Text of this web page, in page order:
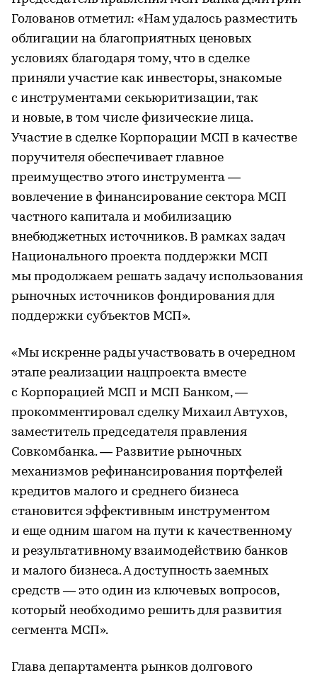
Голованов отметил: «Нам удалось разместить
облигации на благоприятных ценовых
условиях благодаря тому, что в сделке
приняли участие как инвесторы, знакомые
с инструментами секьюритизации, так
и новые, в том числе физические лица.
Участие в сделке Корпорации МСП в качестве
поручителя обеспечивает главное
преимущество этого инструмента —
вовлечение в финансирование сектора МСП
частного капитала и мобилизацию
внебюджетных источников. В рамках задач
Национального проекта поддержки МСП
мы продолжаем решать задачу использования
рыночных источников фондирования для
поддержки субъектов МСП».
«Мы искренне рады участвовать в очередном
этапе реализации нацпроекта вместе
с Корпорацией МСП и МСП Банком, —
прокомментировал сделку Михаил Автухов,
заместитель председателя правления
Совкомбанка. — Развитие рыночных
механизмов рефинансирования портфелей
кредитов малого и среднего бизнеса
становится эффективным инструментом
и еще одним шагом на пути к качественному
и результативному взаимодействию банков
и малого бизнеса. А доступность заемных
средств — это один из ключевых вопросов,
который необходимо решить для развития
сегмента МСП».
Глава департамента рынков долгового